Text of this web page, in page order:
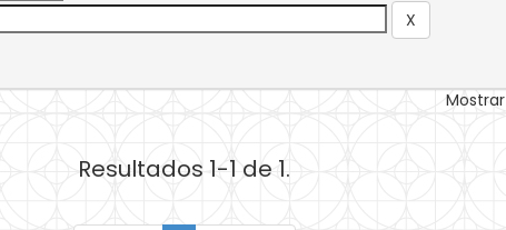
Resultados 1-1 de 1.